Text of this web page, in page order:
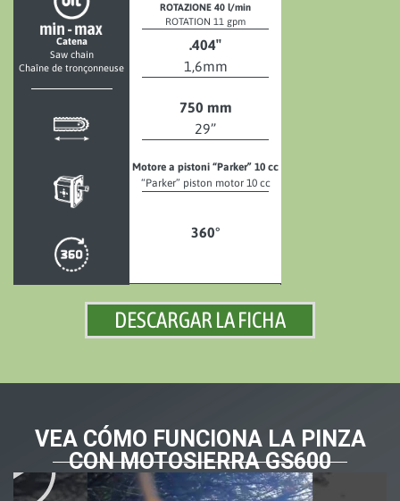
Catena
Saw chain
Chaîne de tronçonneuse
ROTAZIONE 40 l/min
ROTATION 11 gpm
.404″
1,6mm
750 mm
29”
Motore a pistoni “Parker” 10 cc
“Parker” piston motor 10 cc
360°
DESCARGAR LA FICHA
VEA CÓMO FUNCIONA LA PINZA
CON MOTOSIERRA GS600